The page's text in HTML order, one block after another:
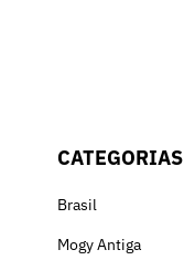
CATEGORIAS
Brasil
Mogy Antiga